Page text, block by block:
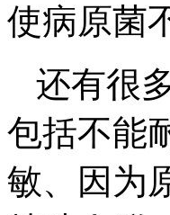
使病原菌
还有很
包括不能
敏、因为